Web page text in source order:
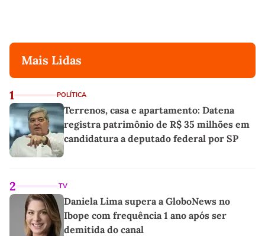
Mais Lidas
1 POLÍTICA
Terrenos, casa e apartamento: Datena
registra patrimônio de R$ 35 milhões em
candidatura a deputado federal por SP
2 TV
Daniela Lima supera a GloboNews no
Ibope com frequência 1 ano após ser
demitida do canal